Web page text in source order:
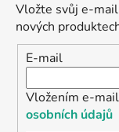
Vložte svůj e-
nových
E-mail
Vložením e-
osobních údajů